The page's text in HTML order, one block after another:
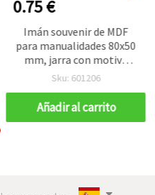
0.75 €
Imán souvenir de MDF
para manualidades 80x50
mm, jarra con motivo
folclórico / surtido MIX
Sku: 601206
Añadir al carrito